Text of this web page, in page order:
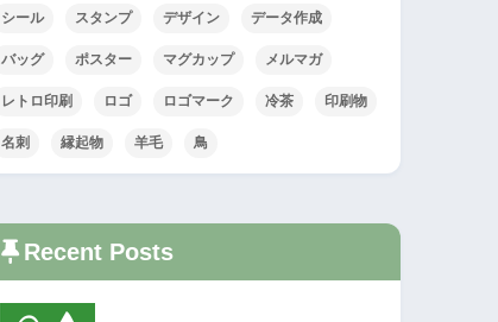
シール スタンプ デザイン データ作成
バッグ ポスター マグカップ メルマガ
レトロ印刷 ロゴ ロゴマーク 冷茶 印刷物
名刺 縁起物 羊毛 鳥
Recent Posts